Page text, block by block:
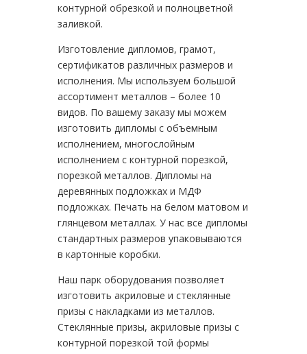
контурной обрезкой и полноцветной
заливкой.
Изготовление дипломов, грамот,
сертификатов различных размеров и
исполнения. Мы используем большой
ассортимент металлов – более 10
видов. По вашему заказу мы можем
изготовить дипломы с объемным
исполнением, многослойным
исполнением с контурной порезкой,
порезкой металлов. Дипломы на
деревянных подложках и МДФ
подложках. Печать на белом матовом и
глянцевом металлах. У нас все дипломы
стандартных размеров упаковываются
в картонные коробки.
Наш парк оборудования позволяет
изготовить акриловые и стеклянные
призы с накладками из металлов.
Стеклянные призы, акриловые призы с
контурной порезкой той формы